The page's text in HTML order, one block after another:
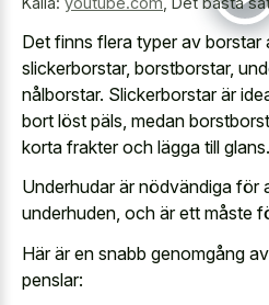
Det finns flera typer av borstar
slickerborstar, borstborstar,
nålborstar. Slickerborstar är
bort löst päls, medan
korta frakter och lägga till glans.
Underhudar är nödvändiga för
underhuden, och är ett måste
Här är en snabb genomgång
penslar: